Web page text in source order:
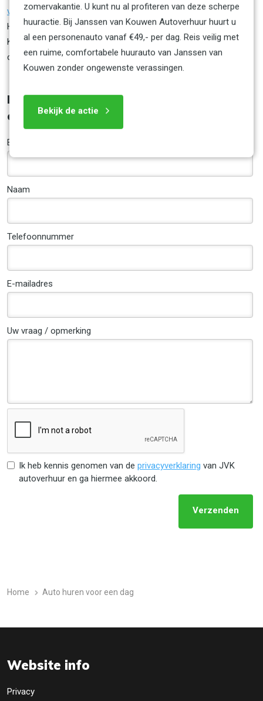
vlooten vindt uw ideale huurauto in slechts enkele minuten.
Heeft u specifieke wensen voor het huren van onze huurauto's?
Kom dan langs bij onzevestiging in Amsterdamof neem
contact met ons op.
Heeft u een vraag over het huren van een
auto voor een dag?
Bedrijfsnaam
Naam
Telefoonnummer
E-mailadres
Uw vraag / opmerking
Ik heb kennis genomen van de privacyverklaring van JVK
autoverhuur en ga hiermee akkoord.
Verzenden
Home Auto huren voor een dag
Website info
Privacy
zomervakantie. U kunt nu al profiteren van deze scherpe
huuractie. Bij Janssen van Kouwen Autoverhuur huurt u
al een personenauto vanaf €49,- per dag. Reis veilig met
een ruime, comfortabele huurauto van Janssen van
Kouwen zonder ongewenste verassingen.
Bekijk de actie